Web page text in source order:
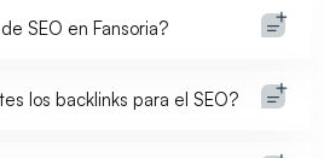
SEO en Fansoria?
los backlinks para el SEO?